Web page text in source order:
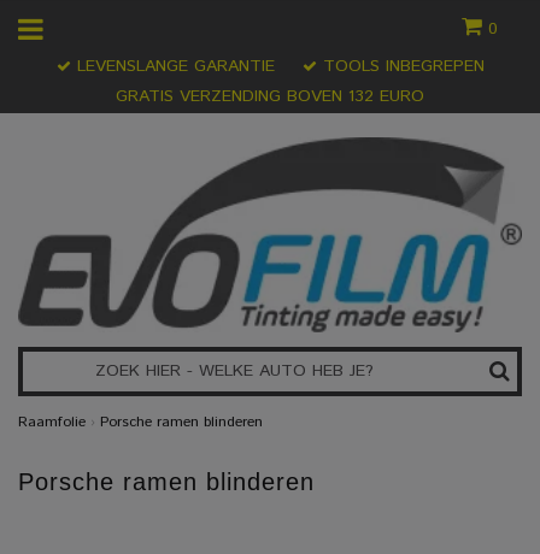
0
GRATIS VERZENDING BOVEN 132 EURO
LEVENSLANGE GARANTIE TOOLS INBEGREPEN
Raamfolie › Porsche ramen blinderen
Porsche ramen blinderen